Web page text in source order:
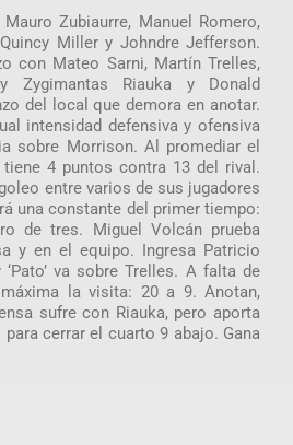
Zubiaurre, Manuel Romero,
Miller y Johndre Jefferson.
con Mateo Sarni, Martín Trelles,
Zygimantas Riauka y Donald
del local que demora en anotar.
intensidad defensiva y ofensiva
sobre Morrison. Al promediar el
4 puntos contra 13 del rival.
entre varios de sus jugadores
una constante del primer tiempo:
de tres. Miguel Volcán prueba
y en el equipo. Ingresa Patricio
va sobre Trelles. A falta de
la visita: 20 a 9. Anotan,
sufre con Riauka, pero aporta
cerrar el cuarto 9 abajo. Gana